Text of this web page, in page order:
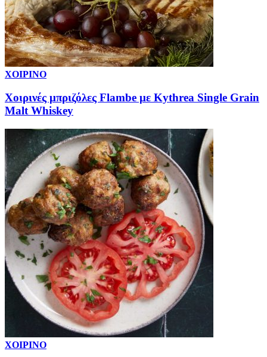
ΧΟΙΡΙΝΟ
Χοιρινές μπριζόλες Flambe με Kythrea Single Grain
Malt Whiskey
ΧΟΙΡΙΝΟ